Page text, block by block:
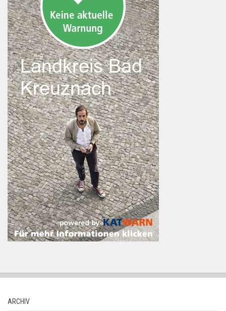
ARCHIV